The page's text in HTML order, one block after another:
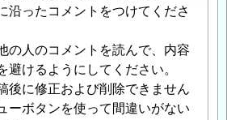
沿ったコメントをつけてくださ
の人のコメントを読んで、内容
避けるようにしてください。
後に修正および削除できません
ーボタンを使って間違いがない